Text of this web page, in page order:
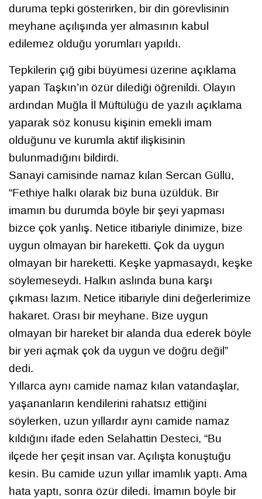
duruma tepki gösterirken, bir din görevlisinin
meyhane açılışında yer almasının kabul
edilemez olduğu yorumları yapıldı.
Tepkilerin çığ gibi büyümesi üzerine açıklama
yapan Taşkın’ın özür dilediği öğrenildi. Olayın
ardından Muğla İl Müftülüğü de yazılı açıklama
yaparak söz konusu kişinin emekli imam
olduğunu ve kurumla aktif ilişkisinin
bulunmadığını bildirdi.
Sanayi camisinde namaz kılan Sercan Güllü,
“Fethiye halkı olarak biz buna üzüldük. Bir
imamın bu durumda böyle bir şeyi yapması
bizce çok yanlış. Netice itibariyle dinimize, bize
uygun olmayan bir hareketti. Çok da uygun
olmayan bir hareketti. Keşke yapmasaydı, keşke
söylemeseydi. Halkın aslında buna karşı
çıkması lazım. Netice itibariyle dini değerlerimize
hakaret. Orası bir meyhane. Bize uygun
olmayan bir hareket bir alanda dua ederek böyle
bir yeri açmak çok da uygun ve doğru değil”
dedi.
Yıllarca aynı camide namaz kılan vatandaşlar,
yaşananların kendilerini rahatsız ettiğini
söylerken, uzun yıllardır aynı camide namaz
kıldığını ifade eden Selahattin Desteci, “Bu
ilçede her çeşit insan var. Açılışta konuştuğu
kesin. Bu camide uzun yıllar imamlık yaptı. Ama
hata yaptı, sonra özür diledi. İmamın böyle bir